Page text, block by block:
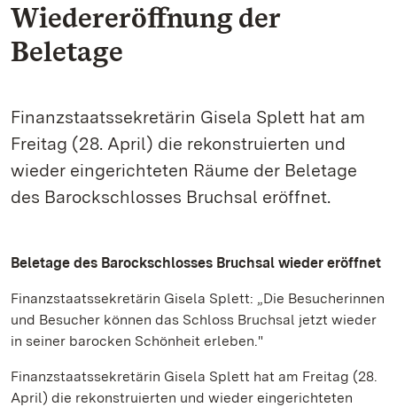
Wiedereröffnung der
Beletage
Finanzstaatssekretärin Gisela Splett hat am
Freitag (28. April) die rekonstruierten und
wieder eingerichteten Räume der Beletage
des Barockschlosses Bruchsal eröffnet.
Beletage des Barockschlosses Bruchsal wieder eröffnet
Finanzstaatssekretärin Gisela Splett: „Die Besucherinnen
und Besucher können das Schloss Bruchsal jetzt wieder
in seiner barocken Schönheit erleben."
Finanzstaatssekretärin Gisela Splett hat am Freitag (28.
April) die rekonstruierten und wieder eingerichteten